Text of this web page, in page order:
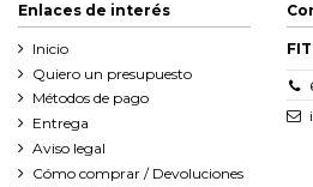
Enlaces de interés
Inicio
Quiero un presupuesto
Métodos de pago
Entrega
Aviso legal
Cómo comprar / Devoluciones